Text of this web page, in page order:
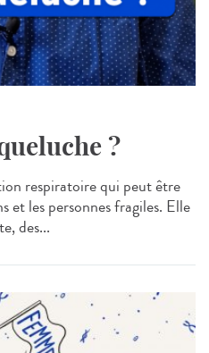
?
respiratoire qui peut être
et les personnes fragiles. Elle
des...